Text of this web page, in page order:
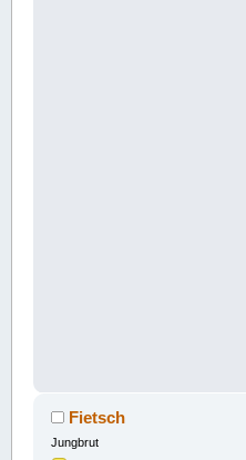
Fietsch
Jungbrut